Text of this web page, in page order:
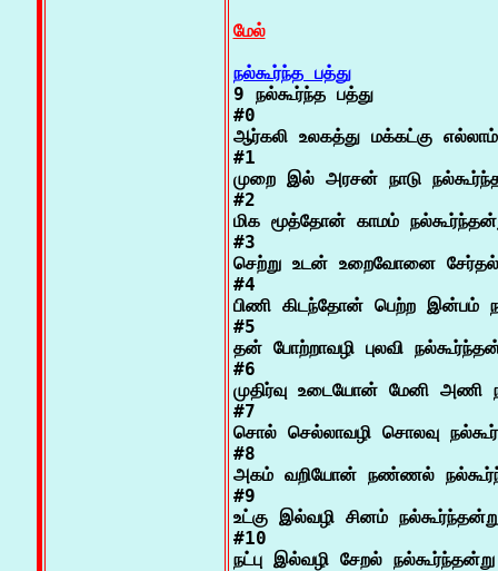
மேல்
நல்கூர்ந்த பத்து
9 நல்கூர்ந்த பத்து
#0
ஆர்கலி உலகத்து மக்கட்கு எல்லாம்
#1
முறை இல் அரசன் நாடு
#2
மிக மூத்தோன் காமம்
#3
செற்று உடன் உறைவோனை சேர்தல்
#4
பிணி கிடந்தோன் பெற்ற இன்பம்
#5
தன் போற்றாவழி புலவி
#6
முதிர்வு உடையோன் மேனி அணி
#7
சொல் செல்லாவழி சொலவு
#8
அகம் வறியோன் நண்ணல்
#9
உட்கு இல்வழி சினம்
#10
நட்பு இல்வழி சேறல் நல்கூர்ந்தன்று